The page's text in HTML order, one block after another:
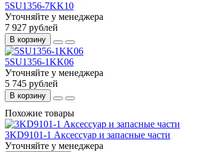
5SU1356-7KK10
Уточняйте у менеджера
7 927 рублей
В корзину
5SU1356-1KK06
Уточняйте у менеджера
5 745 рублей
В корзину
Похожие товары
3KD9101-1 Аксессуар и запасные части
Уточняйте у менеджера